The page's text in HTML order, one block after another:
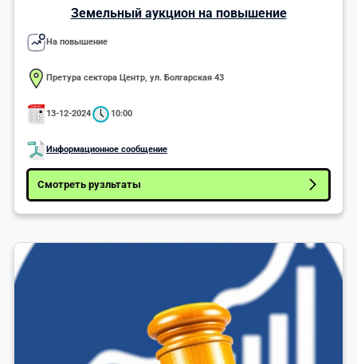
Земельный аукцион на повышение
На повышение
Претура сектора Центр, ул. Болгарская 43
13-12-2024 10:00
Информационное сообщение
Смотреть рузльтаты